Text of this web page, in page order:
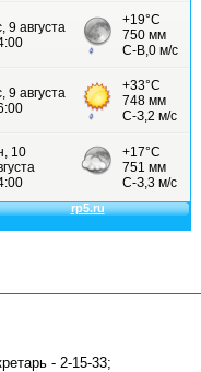
- 2-15-33;